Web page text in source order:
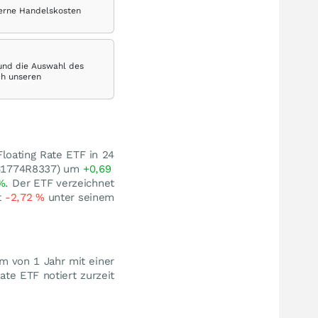
Handelskosten
die Auswahl des
unseren
Rate ETF in 24
um +0,69
. Der ETF verzeichnet
-2,72%unter seinem
von 1 Jahr mit einer
ETF notiert zurzeit